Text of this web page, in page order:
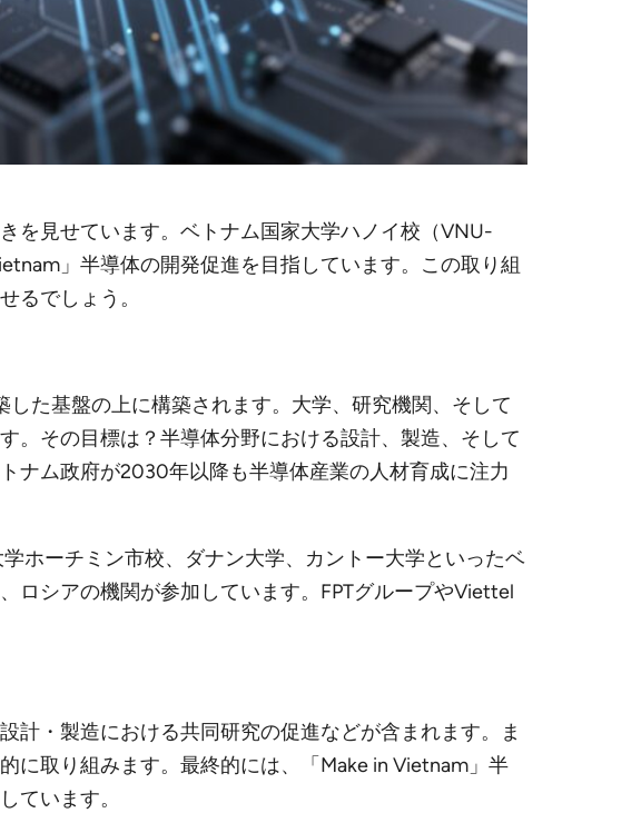
を見せています。ベトナム国家大学ハノイ校（VNU-
」半導体の開発促進を目指しています。この取り組
るでしょう。
た基盤の上に構築されます。大学、研究機関、そして
。その目標は？半導体分野における設計、製造、そして
ナム政府が2030年以降も半導体産業の人材育成に注力
ホーチミン市校、ダナン大学、カントー大学といったベ
ロシアの機関が参加しています。FPTグループやViettel
計・製造における共同研究の促進などが含まれます。ま
に取り組みます。最終的には、「Make in Vietnam」半
ています。